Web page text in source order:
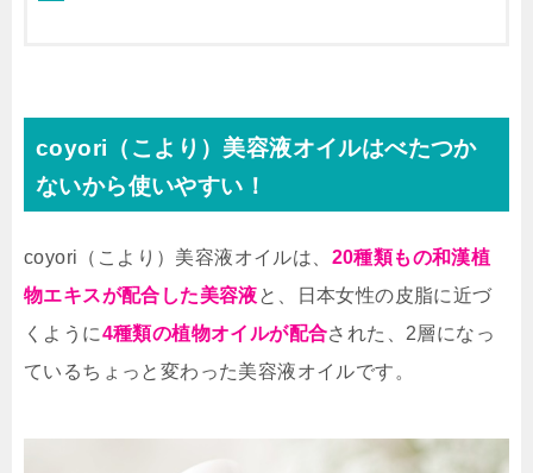
coyori（こより）美容液オイルはべたつか
ないから使いやすい！
coyori（こより）美容液オイルは、 20種類もの和漢植
物エキスが配合した美容液と、日本女性の皮脂に近づ
くように4種類の植物オイルが配合された、2層になっ
ているちょっと変わった美容液オイルです。